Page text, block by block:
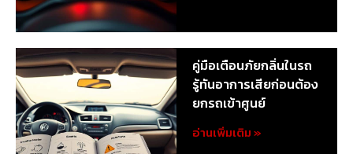
คู่มือเตือนภัยกลิ่นในรถ
รู้ทันอาการเสียก่อนต้อง
ยกรถเข้าศูนย์
อ่านเพิ่มเติม »